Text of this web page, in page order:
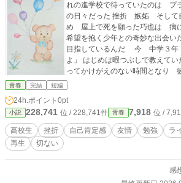
れの進学校で待っていたのは プ
の日々だった 挫折 嫉妬 そして
め 屋上で死を願った巧也は 病
希望を抱く少年との奇妙な出会いだった 「僕
目指しているんだ 今 中学３年 良かったら勉強を教えて
よ」 はじめは暇つぶしで教えていた勉強が いつしか彼にと
ってかけがえのない時間となり
く 病室の窓辺に並ぶ教科書 なぜ この少年はここまで勉強
は？ やがて 明らかになる 渉
観を根底から揺さぶるものだった これは 絶望と希望 そし
て生きることの意味を見つめ直
挫折を経験した すべての青春を
青春 完結 短編
24h.ポイント 0pt
小説 228,741 位 / 228,741件 青春 7,918 位 /
高校生 挫折 自己肯定感 友情 勉強 ラ
再生
切ない
感